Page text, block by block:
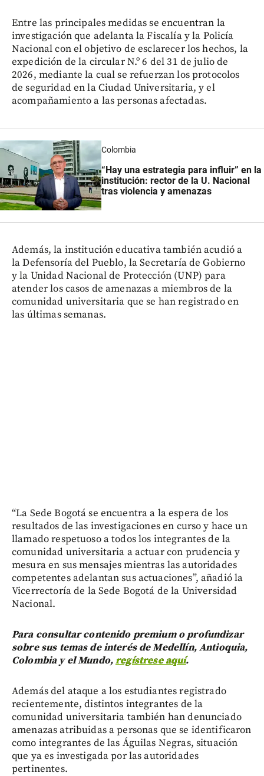
Entre las principales medidas se encuentran la
investigación que adelanta la Fiscalía y la Policía
Nacional con el objetivo de esclarecer los hechos, la
expedición de la circular N.º 6 del 31 de julio de
2026, mediante la cual se refuerzan los protocolos
de seguridad en la Ciudad Universitaria, y el
acompañamiento a las personas afectadas.
Colombia
“Hay una estrategia para influir” en la
institución: rector de la U. Nacional
tras violencia y amenazas
Además, la institución educativa también acudió a
la Defensoría del Pueblo, la Secretaría de Gobierno
y la Unidad Nacional de Protección (UNP) para
atender los casos de amenazas a miembros de la
comunidad universitaria que se han registrado en
las últimas semanas.
“La Sede Bogotá se encuentra a la espera de los
resultados de las investigaciones en curso y hace un
llamado respetuoso a todos los integrantes de la
comunidad universitaria a actuar con prudencia y
mesura en sus mensajes mientras las autoridades
competentes adelantan sus actuaciones”, añadió la
Vicerrectoría de la Sede Bogotá de la Universidad
Nacional.
Para consultar contenido premium o profundizar
sobre sus temas de interés de Medellín, Antioquia,
Colombia y el Mundo,regístrese aquí.
Además del ataque a los estudiantes registrado
recientemente, distintos integrantes de la
comunidad universitaria también han denunciado
amenazas atribuidas a personas que se identificaron
como integrantes de las Águilas Negras, situación
que ya es investigada por las autoridades
pertinentes.